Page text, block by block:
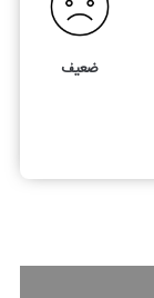
ضعیف